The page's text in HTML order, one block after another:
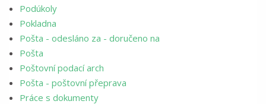
Podúkoly
Pokladna
Pošta - odesláno za - doručeno na
Pošta
Poštovní podací arch
Pošta - poštovní přeprava
Práce s dokumenty